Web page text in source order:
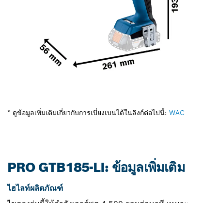
* ดูข้อมูลเพิ่มเติมเกี่ยวกับการเบี่ยงเบนได้ในลิงก์ต่อไปนี้: WAC
PRO GTB185-LI: ข้อมูลเพิ่มเติม
ไฮไลท์ผลิตภัณฑ์